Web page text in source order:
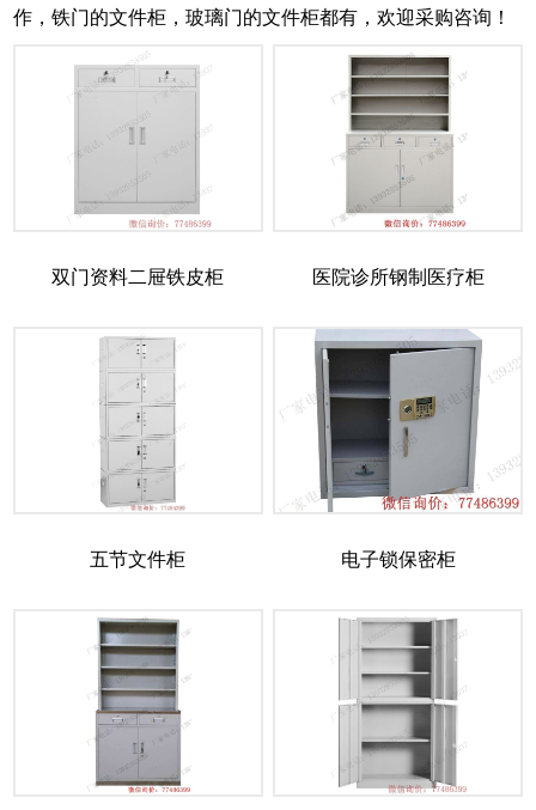
作，铁门的文件柜，玻璃门的文件柜都有，欢迎采购咨询！
双门资料二屉铁皮柜 医院诊所钢制医疗柜
五节文件柜 电子锁保密柜